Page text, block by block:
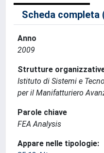
Scheda completa
Anno
2009
Strutture
Istituto di Sistemi e
per il Manifatturiero
Parole chiave
FEA Analysis
Appare nelle tipologie: